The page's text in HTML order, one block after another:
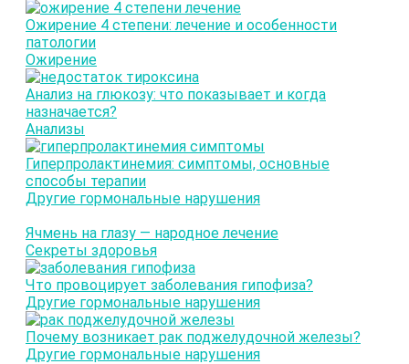
Ожирение 4 степени: лечение и особенности
патологии
Ожирение
Анализ на глюкозу: что показывает и когда
назначается?
Анализы
Гиперпролактинемия: симптомы, основные
способы терапии
Другие гормональные нарушения
Ячмень на глазу — народное лечение
Секреты здоровья
Что провоцирует заболевания гипофиза?
Другие гормональные нарушения
Почему возникает рак поджелудочной железы?
Другие гормональные нарушения